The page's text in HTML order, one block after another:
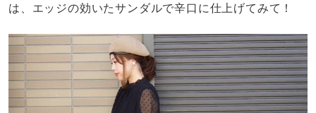
は、エッジの効いたサンダルで辛口に仕上げてみて！